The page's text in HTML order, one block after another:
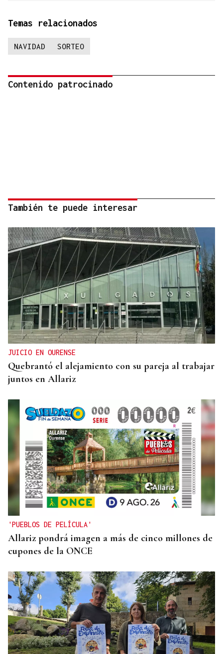
Temas relacionados
NAVIDAD SORTEO
Contenido patrocinado
También te puede interesar
JUICIO EN OURENSE
Quebrantó el alejamiento con su pareja al trabajar
juntos en Allariz
'PUEBLOS DE PELÍCULA'
Allariz pondrá imagen a más de cinco millones de
cupones de la ONCE